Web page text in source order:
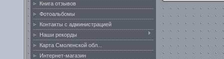
Книга отзывов
Фотоальбомы
Контакты с администрацией
Наши рекорды
Карта Смоленской обл...
Интернет-магазин